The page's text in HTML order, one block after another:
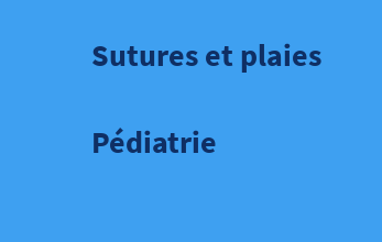
Sutures et plaies
Pédiatrie